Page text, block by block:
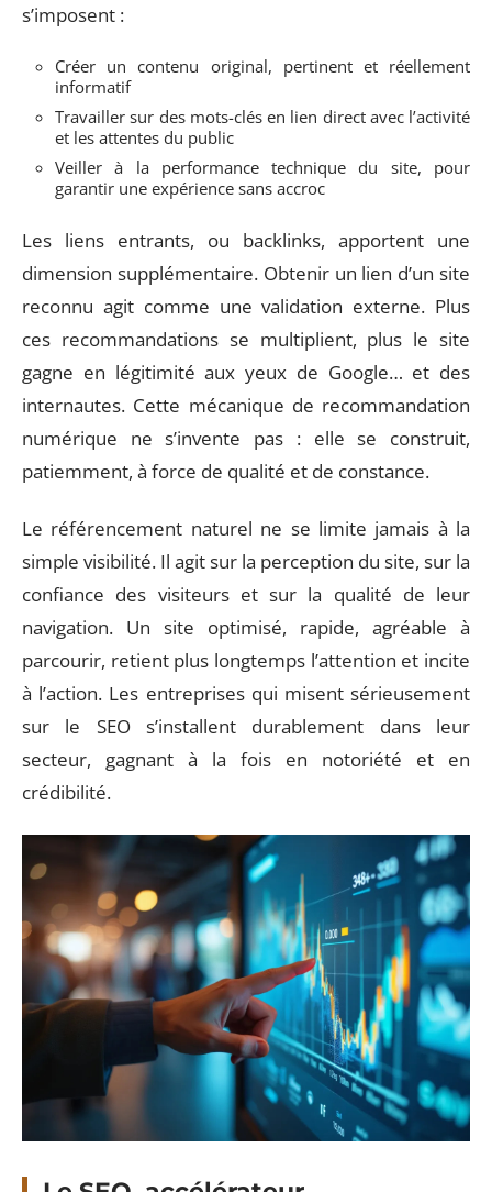
s’imposent :
Créer un contenu original, pertinent et réellement
informatif
Travailler sur des mots-clés en lien direct avec l’activité
et les attentes du public
Veiller à la performance technique du site, pour
garantir une expérience sans accroc
Les liens entrants, ou backlinks, apportent une
dimension supplémentaire. Obtenir un lien d’un site
reconnu agit comme une validation externe. Plus
ces recommandations se multiplient, plus le site
gagne en légitimité aux yeux de Google… et des
internautes. Cette mécanique de recommandation
numérique ne s’invente pas : elle se construit,
patiemment, à force de qualité et de constance.
Le référencement naturel ne se limite jamais à la
simple visibilité. Il agit sur la perception du site, sur la
confiance des visiteurs et sur la qualité de leur
navigation. Un site optimisé, rapide, agréable à
parcourir, retient plus longtemps l’attention et incite
à l’action. Les entreprises qui misent sérieusement
sur le SEO s’installent durablement dans leur
secteur, gagnant à la fois en notoriété et en
crédibilité.